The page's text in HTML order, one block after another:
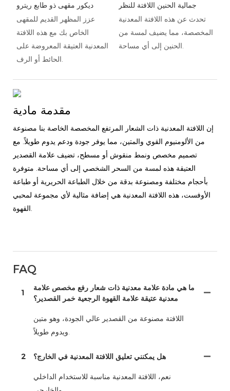
ديكور مقهى ذو طابع ريترو
عزز المظهر القديم للمقهى
الخاص بك مع هذه اللافتة
المعدنية العتيقة المعروضة على
جمالية الحنين اللافتة للنظر
تحدث عن هذه اللافتة المعدنية
المخصصة، مما يضيف لمسة من
مقدمة مادية
إن اللافتة المعدنية ذات الشعار المرتفع المخصصة الخاصة بنا مصنوعة
من الألومنيوم القوي والمتين، مما يوفر جودة ودعم يدوم طويلاً. مع
تصميم مخصص ونمط منقوش أو مسطح، تضيف علامة القصدير
العتيقة هذه لمسة من السحر الشخصي إلى أي مساحة. متوفرة
بأحجام مختلفة ومصنوعة بدقة من خلال الطباعة الحريرية أو طباعة
الأوفست، هذه اللافتة المعدنية هي إضافة مثالية لأي مجموعة لمحبي
القهوة.
FAQ
1
ما هي مادة علامة معدنية ذات شعار رفع مخصص علامة
معدنية عتيقة علامة القهوة الرجعية خمر القصدير؟
اللافتة مصنوعة من القصدير عالي الجودة، وهو متين
2 هل يمكنني تعليق اللافتة المعدنية في الخارج؟
نعم، اللافتة المعدنية مناسبة للاستخدام الداخلي